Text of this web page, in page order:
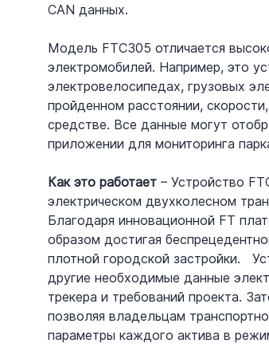
CAN данных.
Модель FTC305 отличается
электромобилей. Например, это
электровелосипедах, грузовых
пройденном расстоянии,
средстве. Все данные могут
приложении для мониторинга
Как это работает – Устройство
электрическом двухколесном
Благодаря инновационной FT
образом достигая
плотной городской застройки.
другие необходимые данные
трекера и требований проекта.
позволяя владельцам
параметры каждого актива в